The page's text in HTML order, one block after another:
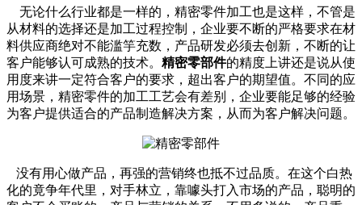
无论什么行业都是一样的，精密零件加工也是这样，不管是
从材料的选择还是加工过程控制，企业要不断的严格要求在材
料供应商绝对不能滥竽充数，产品研发必须去创新，不断的让
客户能够认可成熟的技术。 精密零部件的精度上讲还是说从使
用度来讲一定符合客户的要求，超出客户的期望值。不同的应
用场景，精密零件的加工工艺会有差别，企业要能足够的经验
为客户提供适合的产品制造解决方案，从而为客户解决问题。
没有用心做产品，再强的营销终也抵不过品质。在这个白热
化的竟争年代里，对手林立，靠噱头打入市场的产品，聪明的